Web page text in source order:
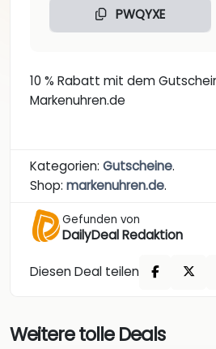
PWQYXE
10 % Rabatt mit dem
Markenuhren.de
Kategorien: Gutscheine.
Shop: markenuhren.de.
Gefunden von
DailyDeal Redaktion
Diesen Deal teilen
Weitere tolle Deals